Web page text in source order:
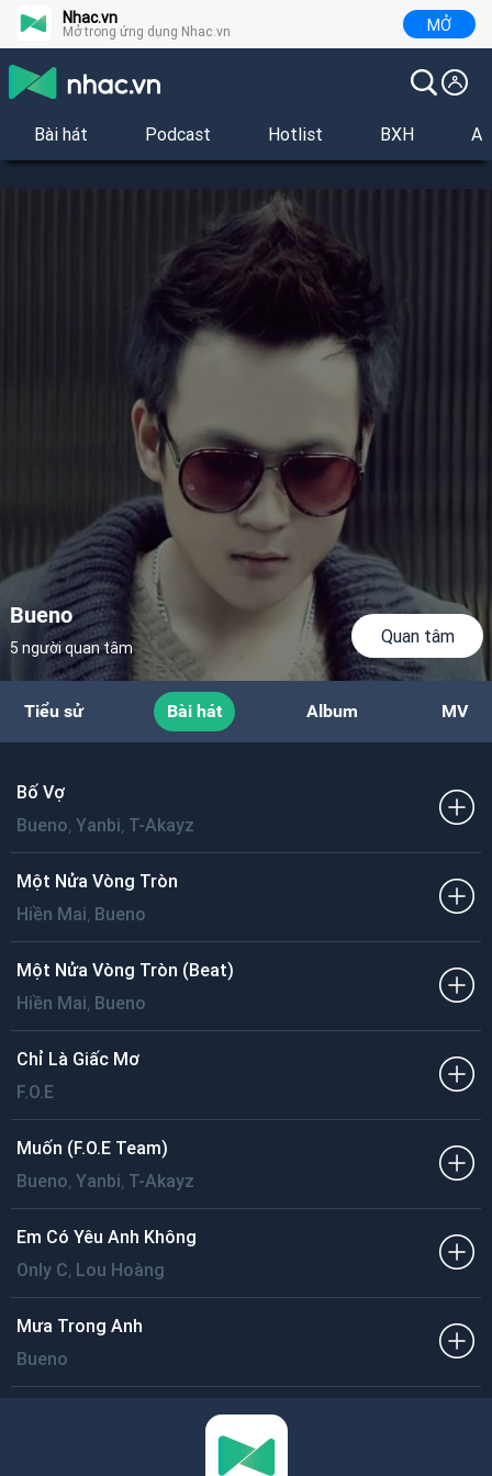
Nhac.vn
Mở trong ứng dụng Nhac.vn MỞ
Bài hát Podcast Hotlist BXH
Bueno
5 người quan tâm
Quan tâm
Tiểu sử Bài hát Album MV
Bố Vợ
Bueno, Yanbi, T-Akayz
Một Nửa Vòng Tròn
Hiền Mai, Bueno
Một Nửa Vòng Tròn (Beat)
Hiền Mai, Bueno
Chỉ Là Giấc Mơ
F.O.E
Muốn (F.O.E Team)
Bueno, Yanbi, T-Akayz
Em Có Yêu Anh Không
Only C, Lou Hoàng
Mưa Trong Anh
Bueno